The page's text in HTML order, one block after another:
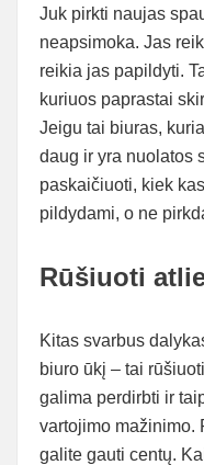
Juk pirkti naujas
neapsimoka. Jas
reikia jas papildyti.
kuriuos paprastai
Jeigu tai biuras,
daug ir yra nuolatos
paskaičiuoti, kiek
pildydami, o ne
Rūšiuoti
Kitas svarbus
biuro ūkį – tai
galima perdirbti ir
vartojimo mažinimo.
galite gauti centų.